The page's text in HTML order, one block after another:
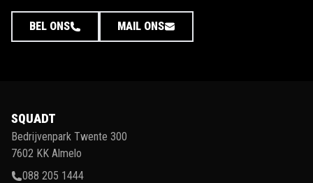
BEL ONS MAIL ONS
SQUADT
Bedrijvenpark Twente 300
7602 KK Almelo
088 205 1444